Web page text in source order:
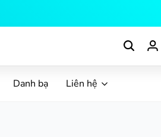
Danh bạ Liên hệ